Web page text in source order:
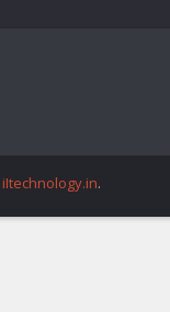
iItechnology.in.